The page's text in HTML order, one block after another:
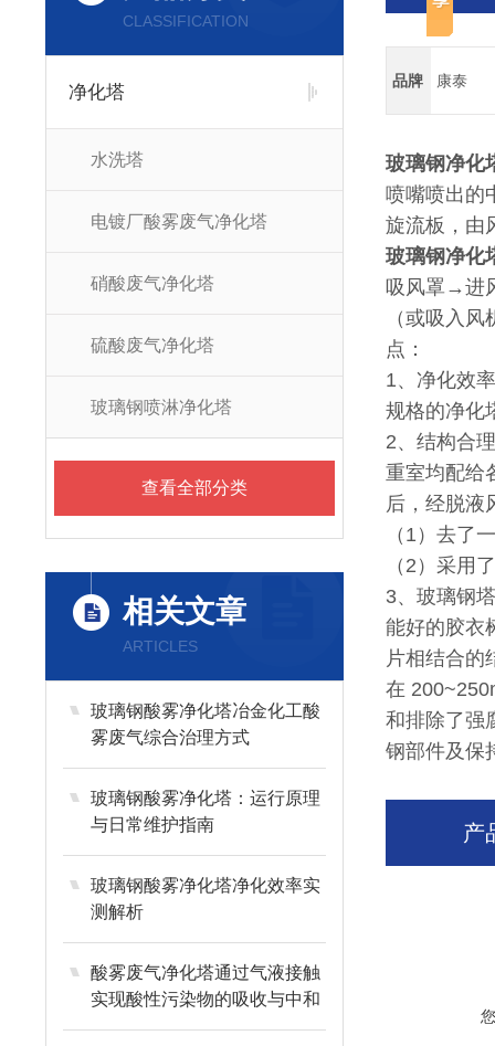
CLASSIFICATION
净化塔
水洗塔
电镀厂酸雾废气净化塔
硝酸废气净化塔
硫酸废气净化塔
玻璃钢喷淋净化塔
查看全部分类
相关文章
ARTICLES
玻璃钢酸雾净化塔冶金化工酸
雾废气综合治理方式
玻璃钢酸雾净化塔：运行原理
与日常维护指南
玻璃钢酸雾净化塔净化效率实
测解析
酸雾废气净化塔通过气液接触
实现酸性污染物的吸收与中和
品牌 康泰
玻璃钢净化
喷嘴喷出的
旋流板，由
玻璃钢净化
吸风罩→进
（或吸入风
点：
1、净化效
规格的净化
2、结构合
重室均配给
后，经脱液
（1）去了
（2）采用
3、玻璃钢
能好的胶衣
片相结合的
在
和排除了强
钢部件及保
产